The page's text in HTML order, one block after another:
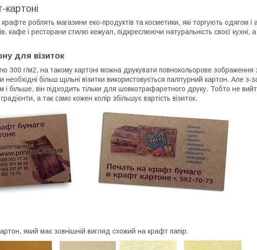
картоні
роблять магазини еко-продуктів та косметики, які торгують одягом і
кафе і ресторани стилю кежуал, підкреслюючи натуральність своєї кухні,
для візиток
300 г/м2, на такому картоні можна друкувати повнокольорове
необхідні більш щільні візитки використовується палітурний картон. Але з-
більше, він підходить тільки для шовкотрафаретного друку. Тобто не
а так само кожен колір збільшує вартість візиток.
який має зовнішній вигляд схожий на крафт папір.